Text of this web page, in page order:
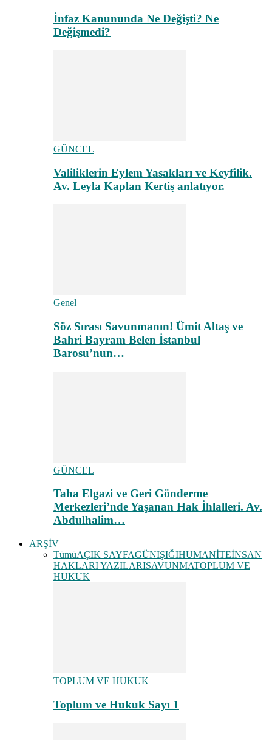
İnfaz Kanununda Ne Değişti? Ne
Değişmedi?
GÜNCEL
Valiliklerin Eylem Yasakları ve Keyfilik.
Av. Leyla Kaplan Kertiş anlatıyor.
Genel
Söz Sırası Savunmanın! Ümit Altaş ve
Bahri Bayram Belen İstanbul
Barosu’nun…
GÜNCEL
Taha Elgazi ve Geri Gönderme
Merkezleri’nde Yaşanan Hak İhlalleri. Av.
Abdulhalim…
ARŞİV
TümüAÇIK SAYFAGÜNIŞIĞIHUMANİTEİNSAN
HAKLARI YAZILARISAVUNMATOPLUM VE
HUKUK
TOPLUM VE HUKUK
Toplum ve Hukuk Sayı 1